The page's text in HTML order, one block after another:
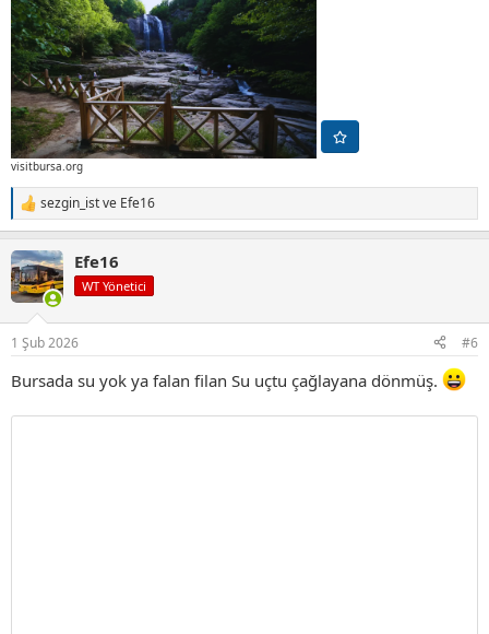
visitbursa.org
T
e
k
i
l
sezgin_istve Efe16
Efe16
WT Yönetici
1 Şub 2026 #6
Bursada su yok ya falan filan Su uçtu çağlayana dönmüş.